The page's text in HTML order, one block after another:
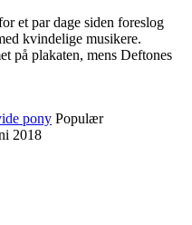
et par dage siden foreslog
kvindelige musikere.
på plakaten, mens Deftones
pony Populær
2018